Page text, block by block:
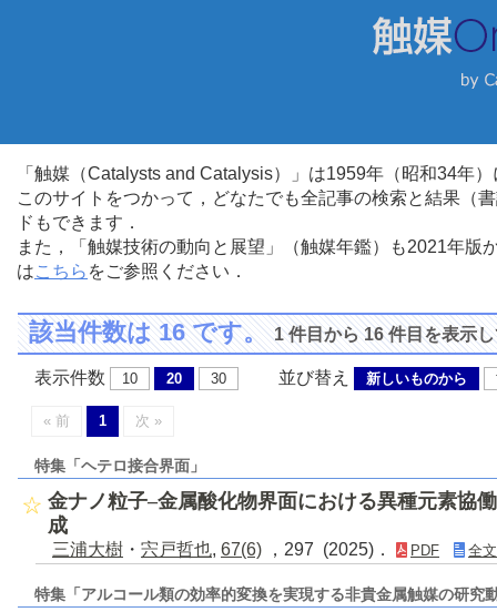
「触媒（Catalysts and Catalysis）」は1959年（昭和34年
このサイトをつかって，どなたでも全記事の検索と結果（
ドもできます．
また，「触媒技術の動向と展望」（触媒年鑑）も2021年
はこちら をご参照ください．
該当件数は 16 です。1 件目から 16 件目を表示
表示件数 10 20 30 並び替え 新しいものから
« 前 1 次 »
特集「ヘテロ接合界面」
金ナノ粒子–金属酸化物界面における異種元素協
成
三浦大樹 ・ 宍戸哲也, 67(6) ，297 (2025)． PDF 全
特集「アルコール類の効率的変換を実現する非貴金属触媒の研究